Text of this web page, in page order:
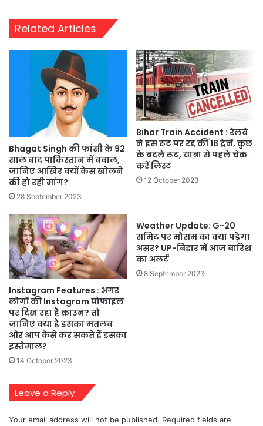
Related Articles
Bhagat Singh की फांसी के 92
साल बाद पाकिस्तान में बवाल,
जानिए आखिर क्यों केस खोलने
की हो रही मांग?
28 September 2023
Bihar Train Accident : रेलवे
ने इस रूट पर रद्द कीं 18 ट्रेनें, कुछ
के बदले रूट, यात्रा से पहले चेक
करें लिस्ट
12 October 2023
Instagram Features : अगर
लोगों की Instagram प्रोफाइल
पर दिख रहा है क्राउन? तो
जानिए क्या है इसका मतलब
और आप कैसे कर सकते हैं इसका
इस्तेमाल?
14 October 2023
Weather Update: G-20
समिट पर मौसम का क्या पड़ेगा
असर? UP-बिहार में आज बारिश
का अलर्ट
8 September 2023
Leave a Reply
Your email address will not be published. Required fields are